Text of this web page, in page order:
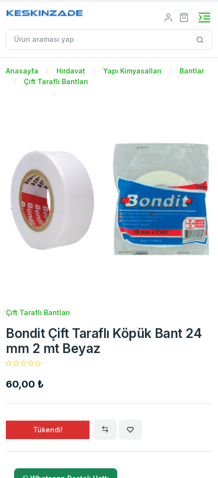
Anasayfa Hırdavat Yapı Kimyasalları
Bantlar
Çift Taraflı Bantları
Çift Taraflı Bantları
Bondit Çift Taraflı Köpük Bant 24
mm 2 mt Beyaz
60,00 ₺
Tükendi!